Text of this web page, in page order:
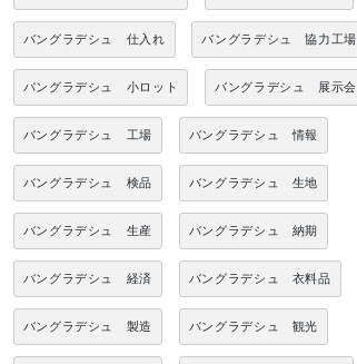
バングラデシュ 仕入れ バングラデシュ 協力工場
バングラデシュ 小ロット バングラデシュ 展示会
バングラデシュ 工場 バングラデシュ 情報
バングラデシュ 検品 バングラデシュ 生地
バングラデシュ 生産 バングラデシュ 納期
バングラデシュ 経済 バングラデシュ 衣料品
バングラデシュ 製造 バングラデシュ 観光